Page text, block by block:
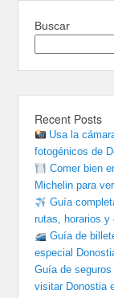
Buscar
Recent Posts
Usa la
fotogénicos de
Comer bien
Michelin para
Guía
rutas, horarios y
Guía de
especial
Guía de
visitar Donostia